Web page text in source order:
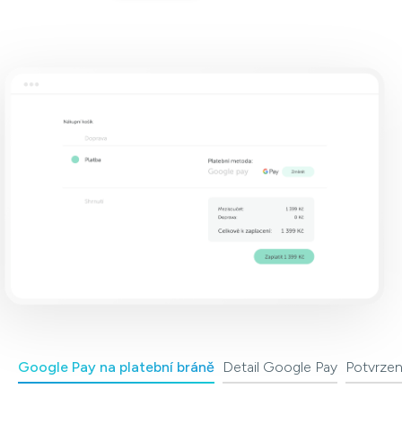
Google Pay na platební bráně Detail Google Pay